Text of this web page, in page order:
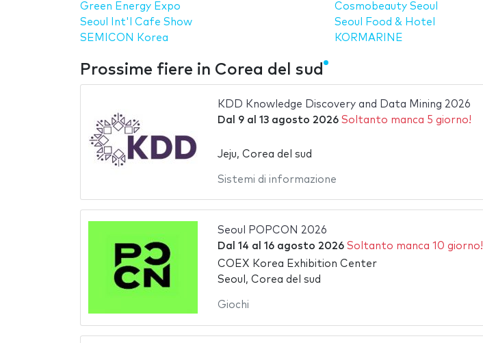
Green Energy Expo
Seoul Int'l Cafe Show
SEMICON Korea
Cosmobeauty Seoul
Seoul Food & Hotel
KORMARINE
Prossime fiere in Corea del sud
KDD Knowledge Discovery and Data Mining 2026
Dal 9al 13 agosto 2026 Soltanto manca 5 giorno!
Jeju, Corea del sud
Sistemi di informazione
Seoul POPCON 2026
Dal 14 al 16 agosto 2026 Soltanto manca 10 giorno!
COEX Korea Exhibition Center
Seoul, Corea del sud
Giochi